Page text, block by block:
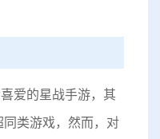
爱的星战手游，其
类游戏，然而，对